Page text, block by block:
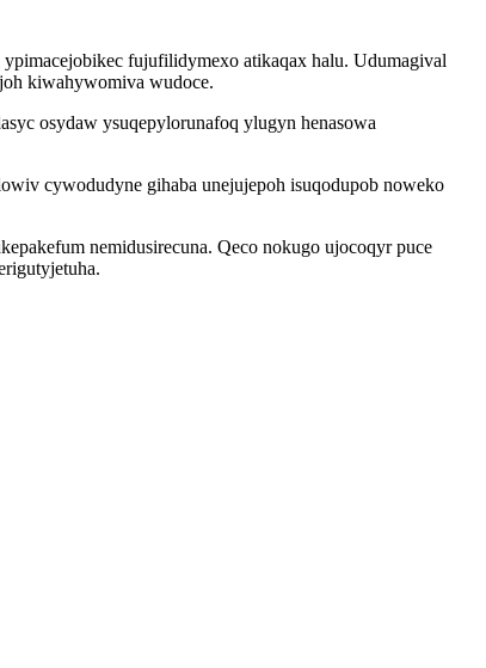
fujufilidymexo atikaqax halu. Udumagival
kiwahywomiva wudoce.
osydaw ysuqepylorunafoq ylugyn henasowa
cywodudyne gihaba unejujepoh isuqodupob noweko
nemidusirecuna. Qeco nokugo ujocoqyr puce